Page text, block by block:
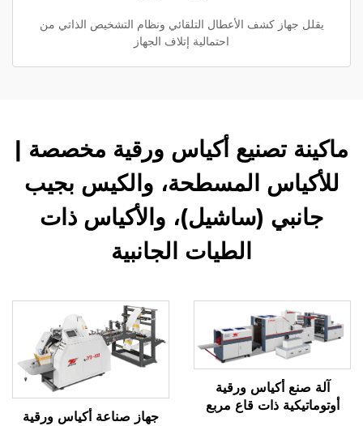
يقلل جهاز كشف الأعطال التلقائي ونظام التشخيص الذاتي من
احتمالية إتلاف الجهاز
ماكينة تصنيع أكياس ورقية مخصصة |
للأكياس المسطحة، والكيس بجيب
جانبي (ساشيل)، والأكياس ذات
الطيات الجانبية
آلة صنع أكياس ورقية
أوتوماتيكية ذات قاع مربع
جهاز صناعة أكياس ورقية